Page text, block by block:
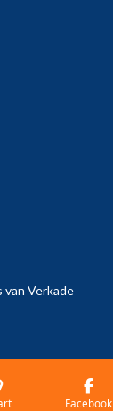
Verkade
Facebook